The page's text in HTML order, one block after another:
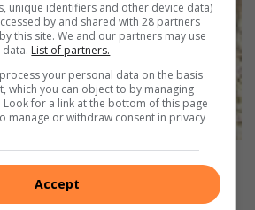
unique identifiers and other device data)
by and shared with 28 partners
this site. We and our partners may use
List of partners.
your personal data on the basis
which you can object to by managing
for a link at the bottom of this page
manage or withdraw consent in privacy
Accept